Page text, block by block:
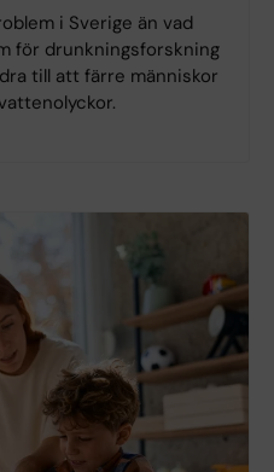
i Sverige än vad
för drunkningsforskning
till att färre människor